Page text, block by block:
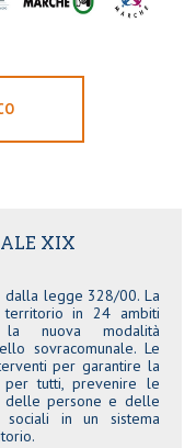
XIX
dalla legge 328/00. La
in 24 ambiti
la nuova modalità
sovracomunale. Le
per garantire la
tutti, prevenire le
delle persone e delle
sociali in un sistema